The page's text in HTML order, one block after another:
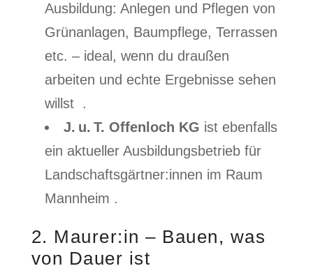
Ausbildung: Anlegen und Pflegen von
Grünanlagen, Baumpflege, Terrassen
etc. – ideal, wenn du draußen
arbeiten und echte Ergebnisse sehen
willst .
J. u. T. Offenloch KG ist ebenfalls
ein aktueller Ausbildungsbetrieb für
Landschaftsgärtner:innen im Raum
Mannheim .
2. Maurer:in – Bauen, was
von Dauer ist